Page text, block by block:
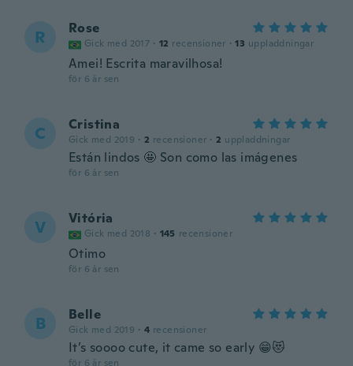
R Rose
Gick med 2017 · 12 recensioner · 13 uppladdningar
Amei! Escrita maravilhosa!
för 6 år sen
C Cristina
Gick med 2019 · 2 recensioner · 2 uppladdningar
Están lindos 🤩 Son como las imágenes
för 6 år sen
V Vitória
Gick med 2018 · 145 recensioner
Otimo
för 6 år sen
B Belle
Gick med 2019 · 4 recensioner
It’s soooo cute, it came so early 😁😻
för 6 år sen